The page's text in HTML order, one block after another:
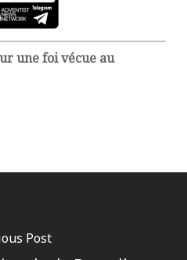
une foi vécue au
Post